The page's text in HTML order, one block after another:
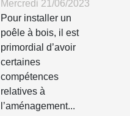
bois dans le
mur : les
différentes
étapes pour
réussir
Mercredi 21/06/2023
Pour installer un
poêle à bois, il est
primordial d’avoir
certaines
compétences
relatives à
l’aménagement...